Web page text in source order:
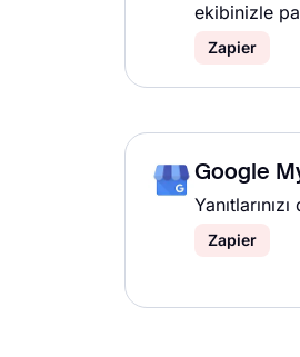
ekibinizle
Zapier
Google
Zapier